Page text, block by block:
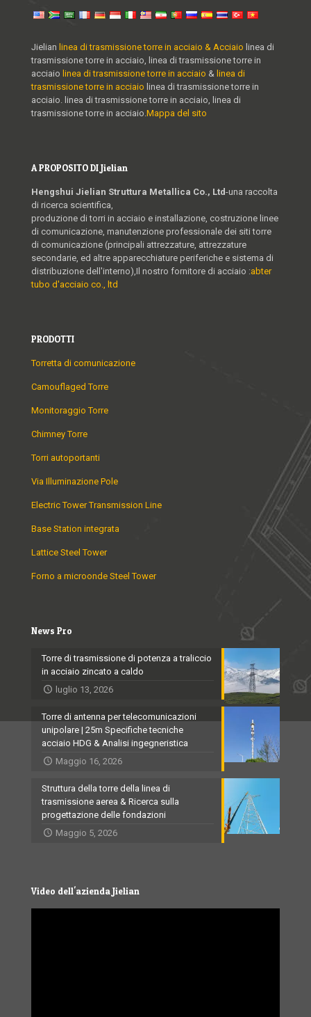
Jielian linea di trasmissione torre in acciaio & Acciaio linea di
trasmissione torre in acciaio, linea di trasmissione torre in
acciaio linea di trasmissione torre in acciaio & linea di
trasmissione torre in acciaio linea di trasmissione torre in
acciaio. linea di trasmissione torre in acciaio, linea di
trasmissione torre in acciaio.Mappa del sito
A PROPOSITO DI Jielian
Hengshui Jielian Struttura Metallica Co., Ltd-una raccolta
di ricerca scientifica,
produzione di torri in acciaio e installazione, costruzione linee
di comunicazione, manutenzione professionale dei siti torre
di comunicazione (principali attrezzature, attrezzature
secondarie, ed altre apparecchiature periferiche e sistema di
distribuzione dell'interno),Il nostro fornitore di acciaio :abter
tubo d'acciaio co., ltd
PRODOTTI
Torretta di comunicazione
Camouflaged Torre
Monitoraggio Torre
Chimney Torre
Torri autoportanti
Via Illuminazione Pole
Electric Tower Transmission Line
Base Station integrata
Lattice Steel Tower
Forno a microonde Steel Tower
News Pro
Torre di trasmissione di potenza a traliccio
in acciaio zincato a caldo
luglio 13, 2026
Torre di antenna per telecomunicazioni
unipolare | 25m Specifiche tecniche
acciaio HDG & Analisi ingegneristica
Maggio 16, 2026
Struttura della torre della linea di
trasmissione aerea & Ricerca sulla
progettazione delle fondazioni
Maggio 5, 2026
Video dell'azienda Jielian